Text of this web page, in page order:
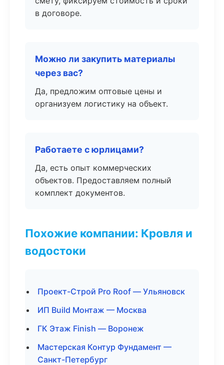
в договоре.
Можно ли закупить материалы
через вас?
Да, предложим оптовые цены и
организуем логистику на объект.
Работаете с юрлицами?
Да, есть опыт коммерческих
объектов. Предоставляем полный
комплект документов.
Похожие компании: Кровля и
водостоки
Проект-Строй Pro Roof — Ульяновск
ИП Build Монтаж — Москва
ГК Этаж Finish — Воронеж
Мастерская Контур Фундамент —
Санкт-Петербург